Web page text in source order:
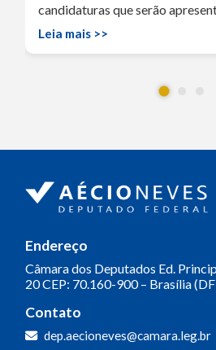
candidaturas que serão
Leia mais >>
Endereço
Câmara dos Deputados Ed.
20CEP: 70.160-900 – Brasília
Contato
dep.aecioneves@camara.leg.br